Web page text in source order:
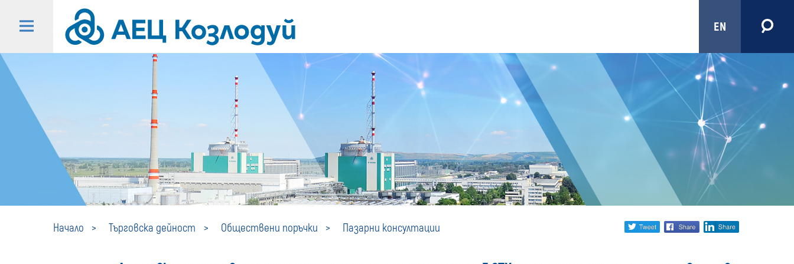
EN
Начало Търговска дейност Обществени поръчки Пазарни консултации
Пазарни
Share
twitter facebook